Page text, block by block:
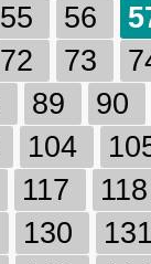
55 56
72 73
89
90
104
117
130